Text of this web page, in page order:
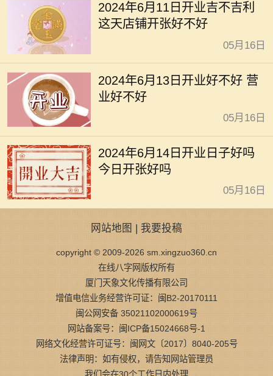
2024年6月11日开业吉不吉利
这天店铺开张好不好
05月16日
2024年6月13日开业好不好 营
业好不好
05月16日
2024年6月14日开业日子好吗
今日开张好吗
05月16日
网站地图 | 我要投稿
copyright © 2009-2026 sm.xingzuo360.cn
在线八字网版权所有
厦门天象文化传播有限公司
增值电信业务经营许可证：闽B2-20170111
闽公网安备 35021102000619号
网站备案号：闽ICP备15024668号-1
网络文化经营许可证号：闽网文〔2017〕8040-205号
法律声明：如有侵权，请告知网站管理员
我们会在30个工作日内处理